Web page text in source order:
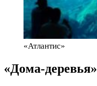
«Атлантис»
«Дома-деревья»